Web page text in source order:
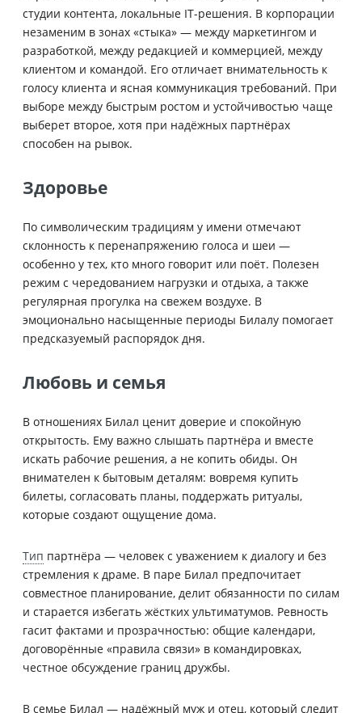
студии контента, локальные IT-решения. В корпорации
незаменим в зонах «стыка» — между маркетингом и
разработкой, между редакцией и коммерцией, между
клиентом и командой. Его отличает внимательность к
голосу клиента и ясная коммуникация требований. При
выборе между быстрым ростом и устойчивостью чаще
выберет второе, хотя при надёжных партнёрах
способен на рывок.
Здоровье
По символическим традициям у имени отмечают
склонность к перенапряжению голоса и шеи —
особенно у тех, кто много говорит или поёт. Полезен
режим с чередованием нагрузки и отдыха, а также
регулярная прогулка на свежем воздухе. В
эмоционально насыщенные периоды Билалу помогает
предсказуемый распорядок дня.
Любовь и семья
В отношениях Билал ценит доверие и спокойную
открытость. Ему важно слышать партнёра и вместе
искать рабочие решения, а не копить обиды. Он
внимателен к бытовым деталям: вовремя купить
билеты, согласовать планы, поддержать ритуалы,
которые создают ощущение дома.
Тип партнёра — человек с уважением к диалогу и без
стремления к драме. В паре Билал предпочитает
совместное планирование, делит обязанности по силам
и старается избегать жёстких ультиматумов. Ревность
гасит фактами и прозрачностью: общие календари,
договорённые «правила связи» в командировках,
честное обсуждение границ дружбы.
В семье Билал — надёжный муж и отец, который следит